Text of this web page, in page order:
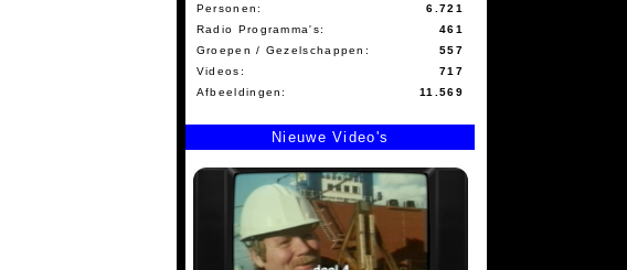
Personen:
6.721
Radio Programma's:
461
Groepen / Gezelschappen:
557
Videos:
717
Afbeeldingen:
11.569
Nieuwe Video's